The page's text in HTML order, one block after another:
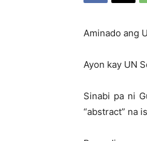
Aminado ang
Ayon kay UN
Sinabi pa ni
“abstract” na